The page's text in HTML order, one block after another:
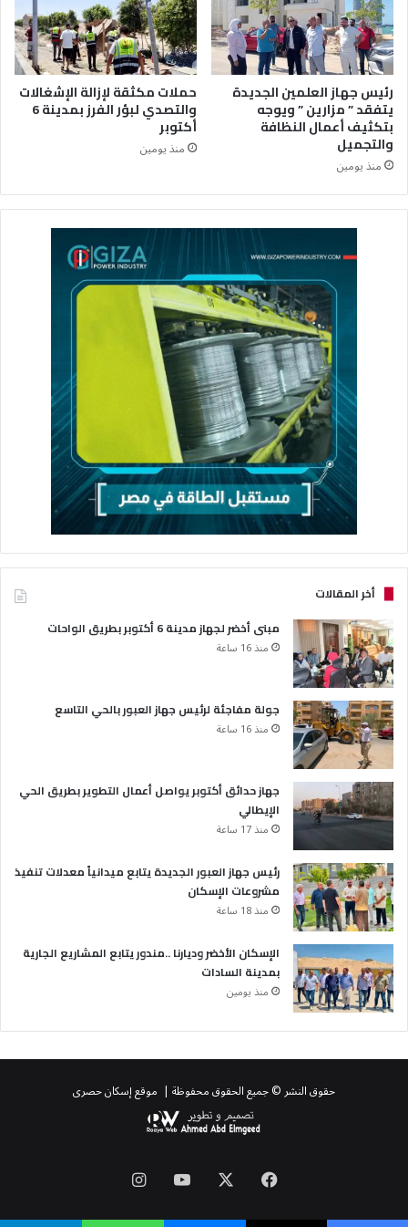
رئيس جهاز العلمين الجديدة
يتفقد ” مزارين ” ويوجه
بتكثيف أعمال النظافة
والتجميل
منذ يومين
حملات مكثقة لإزالة الإشغالات
والتصدي لبؤر الفرز بمدينة 6
أكتوبر
منذ يومين
أخر المقالات
مبنى أخضر لجهاز مدينة 6 أكتوبر بطريق الواحات
منذ 16 ساعة
جولة مفاجئة لرئيس جهاز العبور بالحي التاسع
منذ 16 ساعة
جهاز حدائق أكتوبر يواصل أعمال التطوير بطريق الحي
الإيطالي
منذ 17 ساعة
رئيس جهاز العبور الجديدة يتابع ميدانياً معدلات تنفيذ
مشروعات الإسكان
منذ 18 ساعة
الإسكان الأخضر وديارنا ..مندور يتابع المشاريع الجارية
بمدينة السادات
منذ يومين
حقوق النشر © جميع الحقوق محفوظة | موقع إسكان حصرى
فيسبوك ‫YouTube